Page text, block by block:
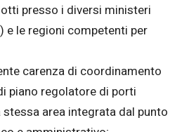
presso i diversi ministeri
e le regioni competenti per
carenza di coordinamento
piano regolatore di porti
area integrata dal punto